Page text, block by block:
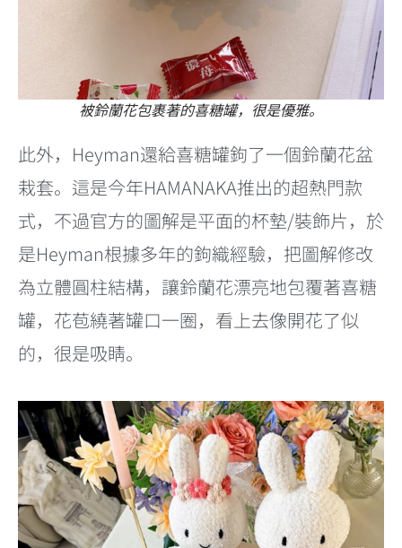
被鈴蘭花包裹著的喜糖罐，很是優雅。
此外，Heyman還給喜糖罐鉤了一個鈴蘭花盆
栽套。這是今年HAMANAKA推出的超熱門款
式，不過官方的圖解是平面的杯墊/裝飾片，於
是Heyman根據多年的鉤織經驗，把圖解修改
為立體圓柱結構，讓鈴蘭花漂亮地包覆著喜糖
罐，花苞繞著罐口一圈，看上去像開花了似
的，很是吸睛。